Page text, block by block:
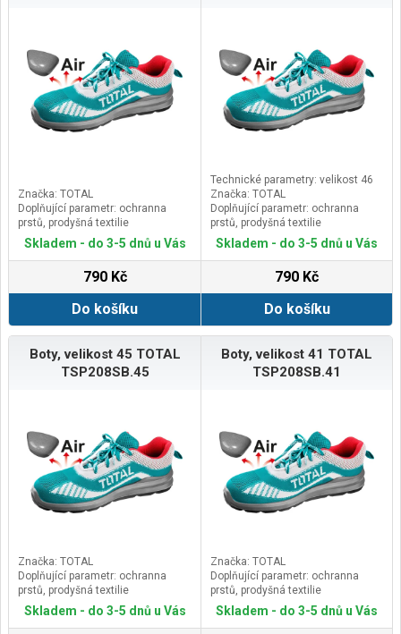
Značka: TOTAL
Doplňující parametr: ochranna
prstů, prodyšná textilie
Skladem - do 3-5 dnů u Vás
790 Kč
Do košíku
Technické parametry: velikost 46
Značka: TOTAL
Doplňující parametr: ochranna
prstů, prodyšná textilie
Skladem - do 3-5 dnů u Vás
790 Kč
Do košíku
Boty, velikost 45 TOTAL
TSP208SB.45
Značka: TOTAL
Doplňující parametr: ochranna
prstů, prodyšná textilie
Skladem - do 3-5 dnů u Vás
Boty, velikost 41 TOTAL
TSP208SB.41
Značka: TOTAL
Doplňující parametr: ochranna
prstů, prodyšná textilie
Skladem - do 3-5 dnů u Vás